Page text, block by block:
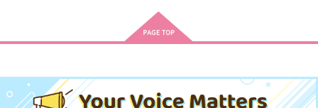
悲劇の元凶となる最強外道ラ
スボス女王は民の為に尽くし
ます。Season2